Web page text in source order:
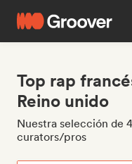
Top rap
Reino unido
Nuestra selección de
curators/pros